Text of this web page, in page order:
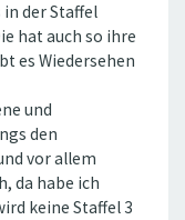
der Staffel
hat auch so ihre
es Wiedersehen
und
den
vor allem
da habe ich
keine Staffel 3